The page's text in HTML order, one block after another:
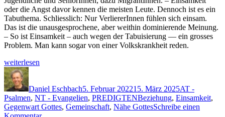
oder die Angst davor ken­nen die meis­ten Leute. Den­noch ist es ein
Tabuthe­ma. Schliesslich: Nur Ver­liererIn­nen fühlen sich ein­sam.
Das ist die unaus­ge­sproch­ene, aber wei­thin dominierende Mei­n­ung.
– So ist Ein­samkeit – auch wegen der Tabuisierung — ein gross­es
Prob­lem. Man kann sog­ar von ein­er Volk­skrankheit reden.
„Nie
allein“
weit­er­lesen
Autor
Daniel Eschbach5. Februar 202215. März 2025AT -
Psalmen, NT - Evangelien, PREDIGTENSchlagwörter
Beziehung, Einsamkeit,
Gegenwart Gottes, Gemeinschaft, Nähe GottesSchreibe einen